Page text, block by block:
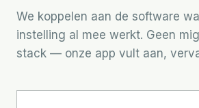
We koppelen aan de software
instelling al mee werkt. Geen
stack — onze app vult aan,